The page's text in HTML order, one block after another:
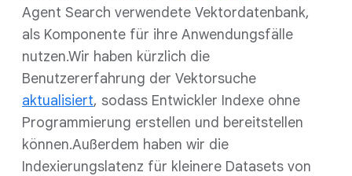
Agent Search verwendete Vektordatenbank,
als Komponente für ihre Anwendungsfälle
nutzen.Wir haben kürzlich die
Benutzererfahrung der Vektorsuche
aktualisiert, sodass Entwickler Indexe ohne
Programmierung erstellen und bereitstellen
können.Außerdem haben wir die
Indexierungslatenz für kleinere Datasets von